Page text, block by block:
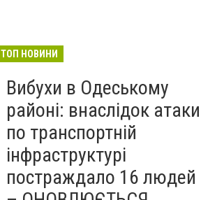
ТОП НОВИНИ
Вибухи в Одеському
районі: внаслідок атаки
по транспортній
інфраструктурі
постраждало 16 людей